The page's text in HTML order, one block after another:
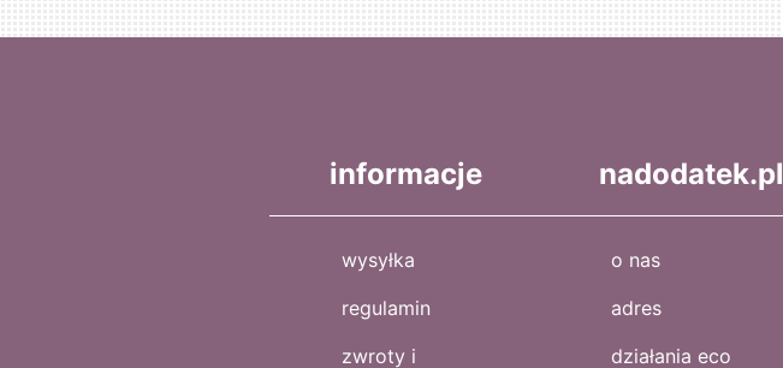
informacje
wysyłka
regulamin
zwroty i
nadodatek.pl
o nas
adres
działania eco